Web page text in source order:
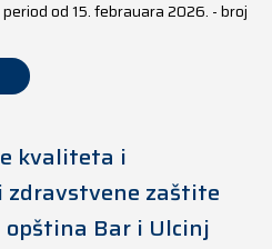
od 15. febrauara 2026. - broj
kvaliteta i
zaštite
Bar i Ulcinj